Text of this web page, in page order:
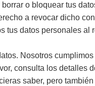
o bloquear tus
a revocar dicho
tus datos personales
Nosotros
consulta los
saber, pero